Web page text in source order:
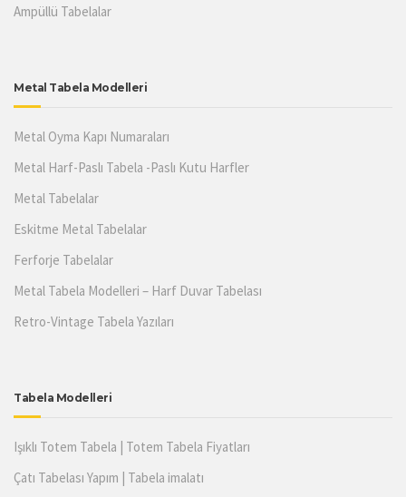
Ampüllü Tabelalar
Metal Tabela Modelleri
Metal Oyma Kapı Numaraları
Metal Harf-Paslı Tabela -Paslı Kutu Harfler
Metal Tabelalar
Eskitme Metal Tabelalar
Ferforje Tabelalar
Metal Tabela Modelleri – Harf Duvar Tabelası
Retro-Vintage Tabela Yazıları
Tabela Modelleri
Işıklı Totem Tabela | Totem Tabela Fiyatları
Çatı Tabelası Yapım | Tabela imalatı